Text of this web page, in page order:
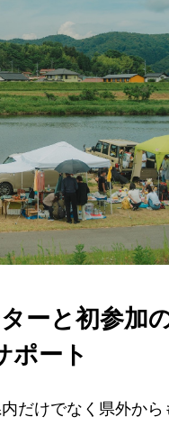
ーと初参加
ポート
だけでなく県外から